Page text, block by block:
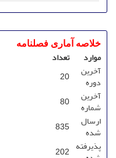
خلاصه آماری فصلنامه
موارد
تعداد
آخرین
دوره‌
20
آخرین
شماره‌
80
ارسال
‌شده
835
پذیرفته 202